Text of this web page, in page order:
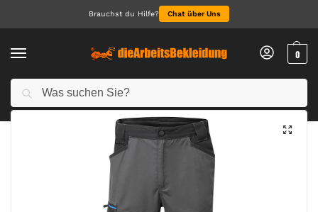
Brauchst du Hilfe? Chat über Uns
0
Start Arbeitskleidung Herren